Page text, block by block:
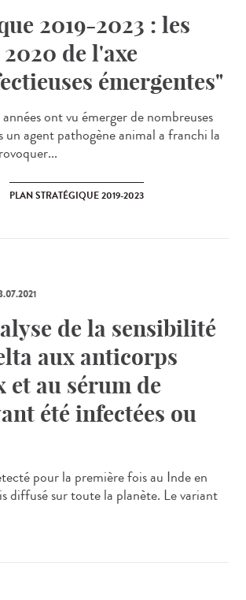
2019-2023 : les
de l'axe
émergentes"
ont vu émerger de nombreuses
un agent pathogène animal a franchi la
PLAN STRATÉGIQUE 2019-2023
de la sensibilité
aux anticorps
et au sérum de
été infectées ou
pour la première fois au Inde en
diffusé sur toute la planète. Le variant